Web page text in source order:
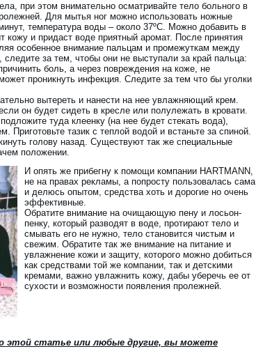
при этом внимательно осматривайте тело больного в
Для мытья ног можно использовать ножные
температура воды – около 37ºC. Можно добавить в
кожу и придаст воде приятный аромат. После принятия
особенное внимание пальцам и промежуткам между
следите за тем, чтобы они не выступали за край пальца:
боль, а через повреждения на коже, не
проникнуть инфекция. Следите за тем что бы уголки
вытереть и нанести на нее увлажняющий крем.
он будет сидеть в кресле или полулежать в кровати.
туда клеенку (на нее будет стекать вода),
Приготовьте тазик с теплой водой и встаньте за спиной.
голову назад. Существуют так же специальные
положении.
И опять же прибегну к помощи компании HARTMANN,
не на правах рекламы, а попросту пользовалась сама
и делюсь опытом, средства хоть и дорогие но очень
эффективные.
Обратите внимание на очищающую пену и лосьон-
пенку, который разводят в воде, протирают тело и
смывать его не нужно, тело становится чистым и
свежим. Обратите так же внимание на питание и
увлажнение кожи и защиту, которого можно добиться
как средствами той же компании, так и детскими
кремами, важно увлажнить кожу, дабы уберечь ее от
сухости и возможности появления пролежней.
этой статье или любые другие, вы можете